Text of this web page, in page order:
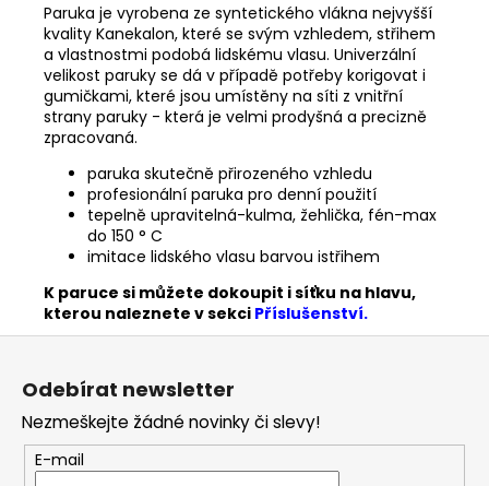
Paruka je vyrobena ze syntetického vlákna nejvyšší
kvality Kanekalon, které se svým vzhledem, střihem
a vlastnostmi podobá lidskému vlasu. Univerzální
velikost paruky se dá v případě potřeby korigovat i
gumičkami, které jsou umístěny na síti z vnitřní
strany paruky - která je velmi prodyšná a precizně
zpracovaná.
paruka skutečně přirozeného vzhledu
profesionální paruka pro denní použití
tepelně upravitelná-kulma, žehlička, fén-max
do 150 ° C
imitace lidského vlasu barvou istřihem
K paruce si můžete dokoupit i síťku na hlavu,
kterou naleznete v sekci Příslušenství.
Z
Odebírat newsletter
Nezmeškejte žádné novinky či slevy!
E-mail